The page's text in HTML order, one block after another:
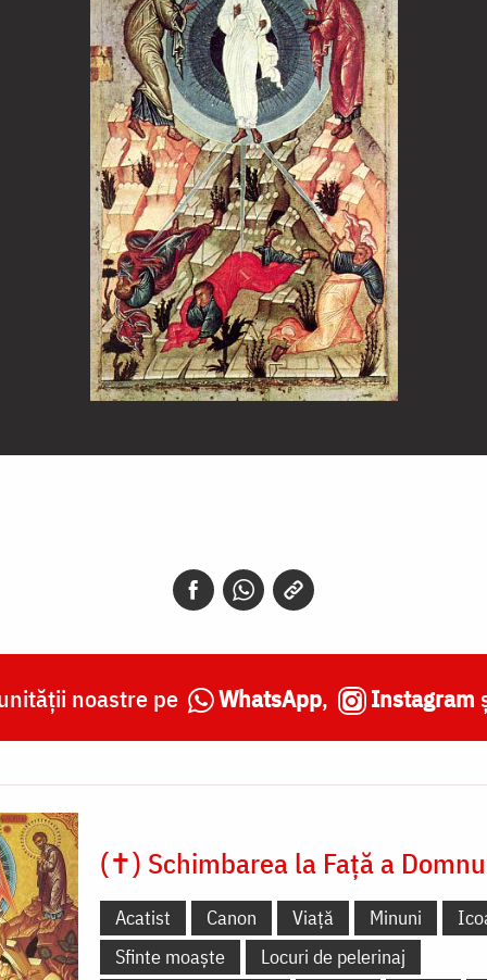
noastre pe WhatsApp, Instagram
(✝) Schimbarea la Față a
Acatist Canon Viață Minuni
Sfinte moaște
Locuri de pelerinaj